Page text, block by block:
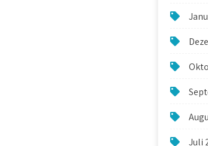
Juli